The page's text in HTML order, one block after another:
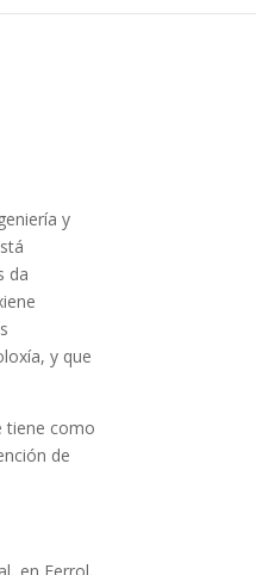
y
da
y que
tiene como
de